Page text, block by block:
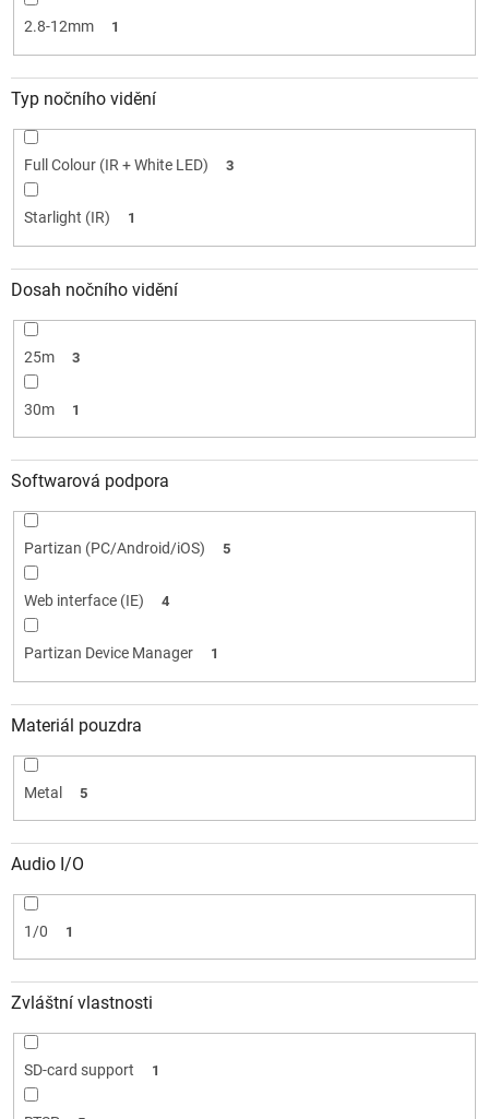
2.8-12mm 1
Typ nočního vidění
Full Colour (IR + White LED) 3
Starlight (IR) 1
Dosah nočního vidění
25m 3
30m 1
Softwarová podpora
Partizan (PC/Android/iOS) 5
Web interface (IE) 4
Partizan Device Manager 1
Materiál pouzdra
Metal 5
Audio I/O
1/0 1
Zvláštní vlastnosti
SD-card support 1